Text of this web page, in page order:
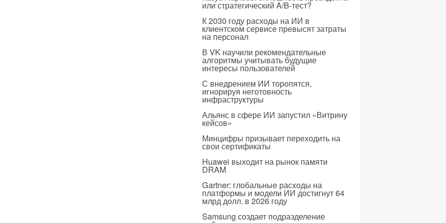
или стратегический A/B-тест?
К 2030 году расходы на ИИ в
клиентском сервисе превысят затраты
на персонал
В VK научили рекомендательные
алгоритмы учитывать будущие
интересы пользователей
С внедрением ИИ торопятся,
игнорируя неготовность
инфраструктуры
Альянс в сфере ИИ запустил «Витрину
кейсов»
Минцифры призывает переходить на
свои сертификаты
Huawei выходит на рынок памяти
DRAM
Gartner: глобальные расходы на
платформы и модели ИИ достигнут 64
млрд долл. в 2026 году
Samsung создает подразделение